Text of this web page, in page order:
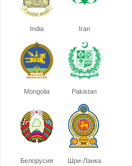
India Iran
Mongolia Pakistan
Белорусия Шри-Ланка